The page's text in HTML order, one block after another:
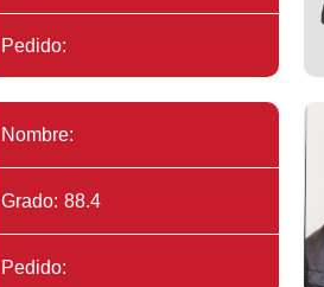
Pedido:
Nombre:
Grado: 88.4
Pedido: